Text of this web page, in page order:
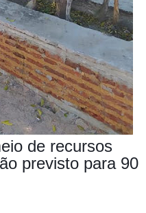
de recursos
previsto para 90